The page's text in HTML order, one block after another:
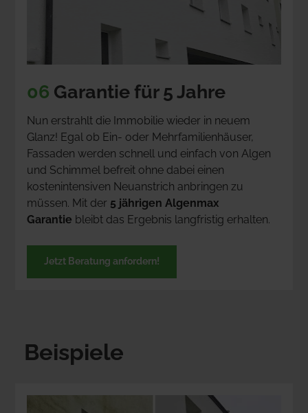
06 Garantie für 5 Jahre
Nun erstrahlt die Immobilie wieder in neuem
Glanz! Egal ob Ein- oder Mehrfamilienhäuser,
Fassaden werden schnell und einfach von Algen
und Schimmel befreit ohne dabei einen
kostenintensiven Neuanstrich anbringen zu
müssen. Mit der 5 jährigen Algenmax
Garantie bleibt das Ergebnis langfristig erhalten.
Jetzt Beratung anfordern!
Beispiele